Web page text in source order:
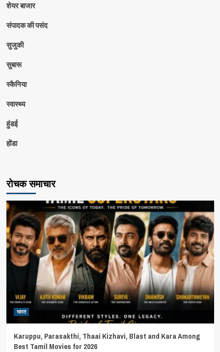
शेयर बाजार
संपादक की पसंद
सुजुकी
सुबारू
स्कैनिया
स्वास्थ्य
हुंडई
होंडा
रोचक समाचार
भारत
Karuppu, Parasakthi, Thaai Kizhavi, Blast and Kara Among
Best Tamil Movies for 2026